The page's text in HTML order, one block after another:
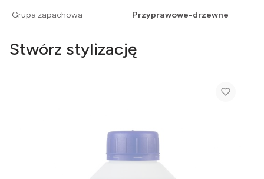
Grupa zapachowa
Przyprawowe-drzewne
Stwórz stylizację